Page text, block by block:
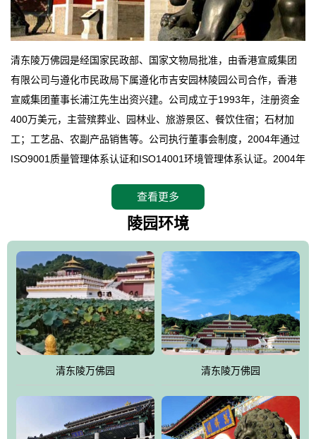
清东陵万佛园是经国家民政部、国家文物局批准，由香港宣威集团
有限公司与遵化市民政局下属遵化市吉安园林陵园公司合作，香港
宣威集团董事长浦江先生出资兴建。公司成立于1993年，注册资金
400万美元，主营殡葬业、园林业、旅游景区、餐饮住宿；石材加
工；工艺品、农副产品销售等。公司执行董事会制度，2004年通过
ISO9001质量管理体系认证和ISO14001环境管理体系认证。2004年
拥有4A级旅游区头衔的花园式陵园，园内建有四星级酒店一座。
万佛园位于遵化市境内，座落在世界文化遗产清东陵地形墙内，地
形绝佳，地理位置优越，交通便利。公司以“建设全国顶级人生后花
园、打造佛教精品旅游圣地”为目标，以海外归侨、国内外知名人士
的墓地安葬、祭祀吊亡并结合旅游参观构成其主要使用功能；以苍
郁绚丽、优雅宜人的园林景观构成其外部形象。通过墓园建设与造
园手法相结合的默契操作，建成一处特色鲜明、服务周全、环境优
美、民族风格突出，与周边文物古迹交相呼应的极具吸引力的花园
式园林。
万佛园工程一期占地448亩，目前完成投资近12亿元人民币，园区采
用全仿古式建筑，寻求与世界文化遗产地清东陵的和谐统一，在园
区建设中寻求陵园建设与景区建设的有机融合，充分发挥独一无二
的地形优势，打造现代艺术园林，建设旅游景观、寺庙、酒店等综
查看更多
陵园环境
清东陵万佛园 清东陵万佛园